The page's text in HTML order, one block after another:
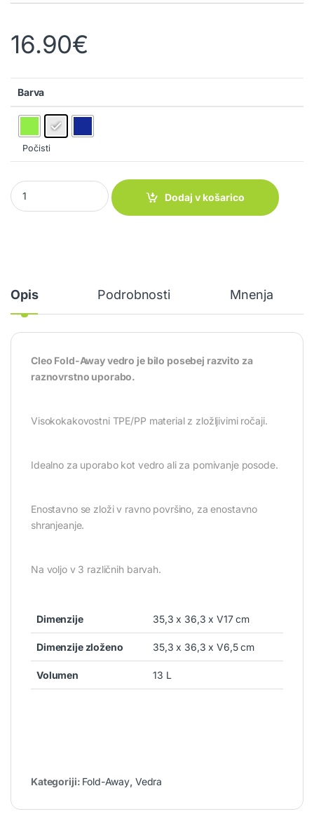
16.90€
Barva
Počisti
Vedro Cleo Fold-Away quantity
Dodaj v košarico
Opis Podrobnosti Mnenja
Cleo Fold-Away vedro je bilo posebej razvito za
raznovrstno uporabo.
Visokokakovostni TPE/PP material z zložljivimi ročaji.
Idealno za uporabo kot vedro ali za pomivanje posode.
Enostavno se zloži v ravno površino, za enostavno
shranjeanje.
Na voljo v 3 različnih barvah.
Dimenzije 35,3 x 36,3 x V17 cm
Dimenzije zloženo 35,3 x 36,3 x V6,5 cm
Volumen 13 L
Kategoriji: Fold-Away, Vedra